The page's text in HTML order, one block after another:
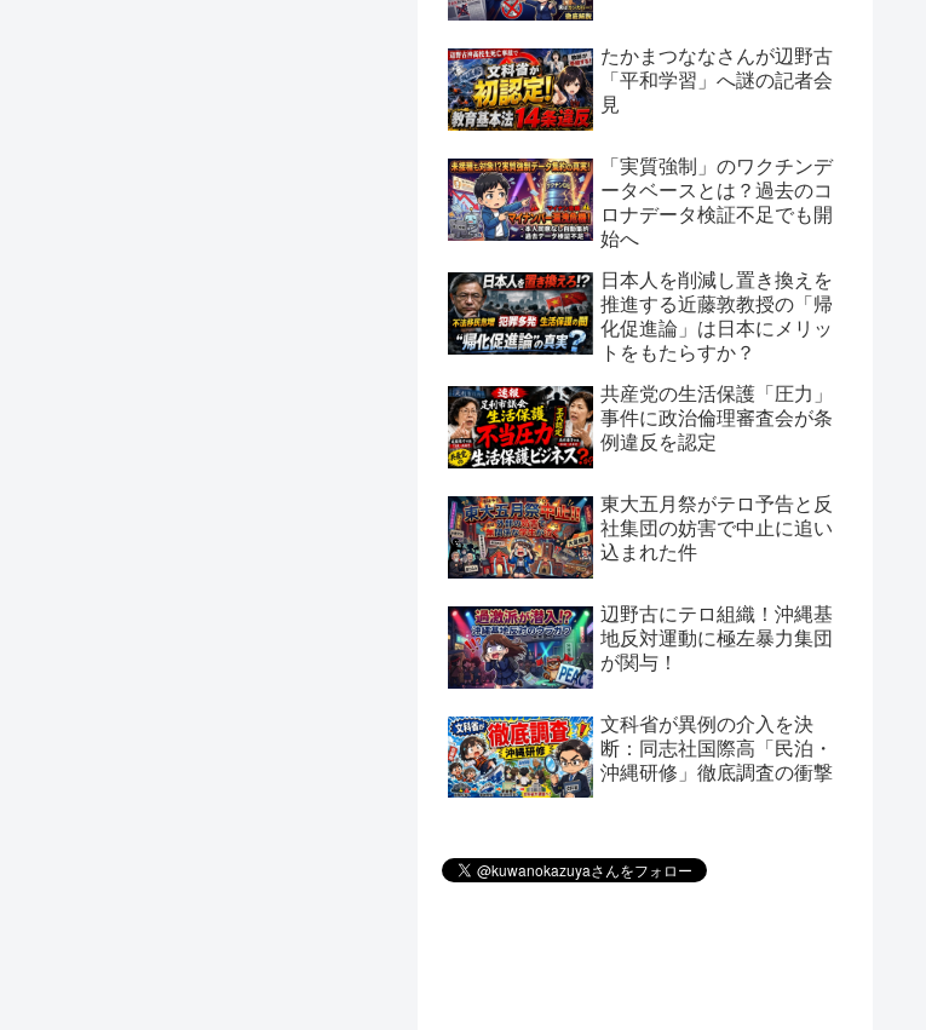
たかまつななさんが辺野古
「平和学習」へ謎の記者会
見
「実質強制」のワクチンデ
ータベースとは？過去のコ
ロナデータ検証不足でも開
始へ
日本人を削減し置き換えを
推進する近藤敦教授の「帰
化促進論」は日本にメリッ
トをもたらすか？
共産党の生活保護「圧力」
事件に政治倫理審査会が条
例違反を認定
東大五月祭がテロ予告と反
社集団の妨害で中止に追い
込まれた件
辺野古にテロ組織！沖縄基
地反対運動に極左暴力集団
が関与！
文科省が異例の介入を決
断：同志社国際高「民泊・
沖縄研修」徹底調査の衝撃